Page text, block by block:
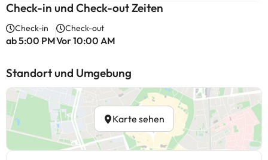
Check-in und Check-out Zeiten
Check-in
ab 5:00 PM
Check-out
Vor 10:00 AM
Standort und Umgebung
Karte sehen